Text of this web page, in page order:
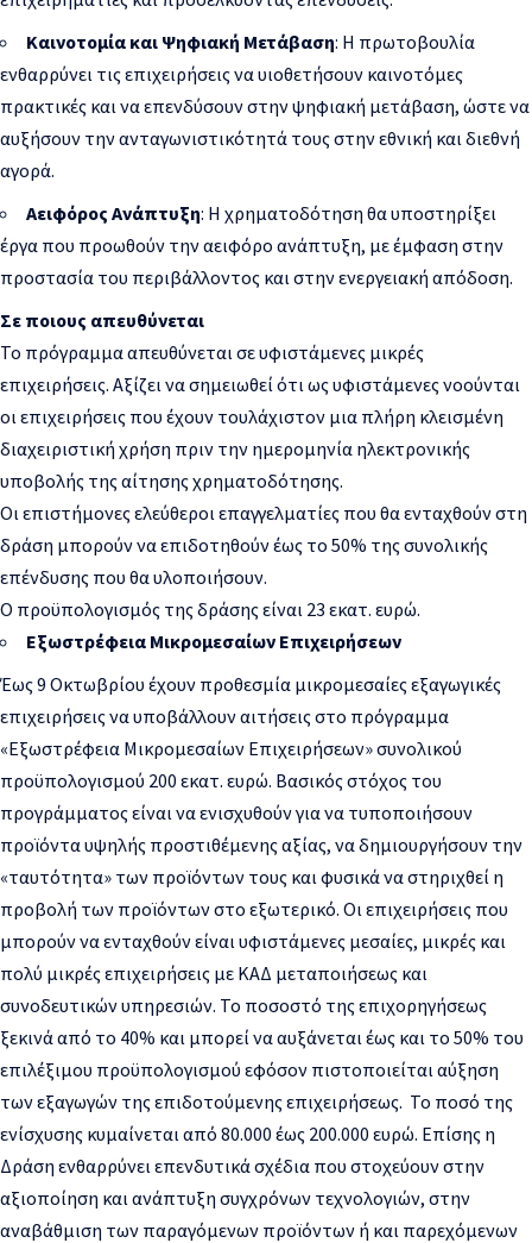
Καινοτομία και Ψηφιακή Μετάβαση: Η πρωτοβουλία
ενθαρρύνει τις επιχειρήσεις να υιοθετήσουν καινοτόμες
πρακτικές και να επενδύσουν στην ψηφιακή μετάβαση, ώστε να
αυξήσουν την ανταγωνιστικότητά τους στην εθνική και διεθνή
αγορά.
Αειφόρος Ανάπτυξη: Η χρηματοδότηση θα υποστηρίξει
έργα που προωθούν την αειφόρο ανάπτυξη, με έμφαση στην
προστασία του περιβάλλοντος και στην ενεργειακή απόδοση.
Σε ποιους απευθύνεται
Το πρόγραμμα απευθύνεται σε υφιστάμενες μικρές
επιχειρήσεις. Αξίζει να σημειωθεί ότι ως υφιστάμενες νοούνται
οι επιχειρήσεις που έχουν τουλάχιστον μια πλήρη κλεισμένη
διαχειριστική χρήση πριν την ημερομηνία ηλεκτρονικής
υποβολής της αίτησης χρηματοδότησης.​
Οι επιστήμονες ελεύθεροι επαγγελματίες που θα ενταχθούν στη
δράση μπορούν να επιδοτηθούν έως το 50% της συνολικής
επένδυσης που θα υλοποιήσουν.
Ο προϋπολογισμός της δράσης είναι 23 εκατ. ευρώ.
Εξωστρέφεια Μικρομεσαίων Επιχειρήσεων
Έως 9 Οκτωβρίου έχουν προθεσμία μικρομεσαίες εξαγωγικές
επιχειρήσεις να υποβάλλουν αιτήσεις στο πρόγραμμα
«Εξωστρέφεια Μικρομεσαίων Επιχειρήσεων» συνολικού
προϋπολογισμού 200 εκατ. ευρώ. Βασικός στόχος του
προγράμματος είναι να ενισχυθούν για να τυποποιήσουν
προϊόντα υψηλής προστιθέμενης αξίας, να δημιουργήσουν την
«ταυτότητα» των προϊόντων τους και φυσικά να στηριχθεί η
προβολή των προϊόντων στο εξωτερικό. Οι επιχειρήσεις που
μπορούν να ενταχθούν είναι υφιστάμενες μεσαίες, μικρές και
πολύ μικρές επιχειρήσεις με ΚΑΔ μεταποιήσεως και
συνοδευτικών υπηρεσιών. Το ποσοστό της επιχορηγήσεως
ξεκινά από το 40% και μπορεί να αυξάνεται έως και το 50% του
επιλέξιμου προϋπολογισμού εφόσον πιστοποιείται αύξηση
των εξαγωγών της επιδοτούμενης επιχειρήσεως. Το ποσό της
ενίσχυσης κυμαίνεται από 80.000 έως 200.000 ευρώ. Επίσης η ​​​​
Δράση ενθαρρύνει επενδυτικά σχέδια που στοχεύουν στην
αξιοποίηση και ανάπτυξη συγχρόνων τεχνολογιών, στην
αναβάθμιση των παραγόμενων προϊόντων ή και παρεχόμενων